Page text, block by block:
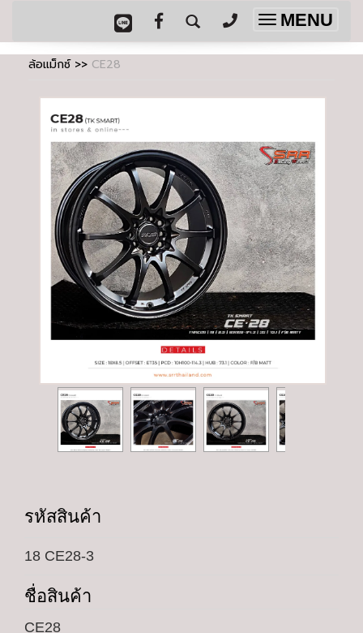
Toggle
navigation
MENU
ล้อแม็กซ์>> CE28
รหัสสินค้า
18 CE28-3
ชื่อสินค้า
CE28